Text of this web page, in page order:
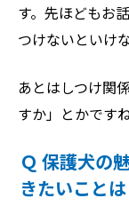
す。先ほどもお
つけないといけ
あとはしつけ関
すか」とかですね
Ｑ 保護犬の
きたいことは